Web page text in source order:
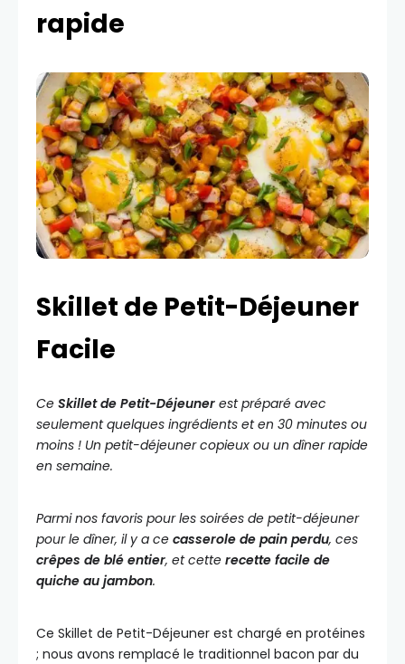
rapide
Skillet de Petit-Déjeuner
Facile
Ce Skillet de Petit-Déjeuner est préparé avec
seulement quelques ingrédients et en 30 minutes ou
moins ! Un petit-déjeuner copieux ou un dîner rapide
en semaine.
Parmi nos favoris pour les soirées de petit-déjeuner
pour le dîner, il y a ce casserole de pain perdu, ces
crêpes de blé entier, et cette recette facile de
quiche au jambon.
Ce Skillet de Petit-Déjeuner est chargé en protéines
; nous avons remplacé le traditionnel bacon par du